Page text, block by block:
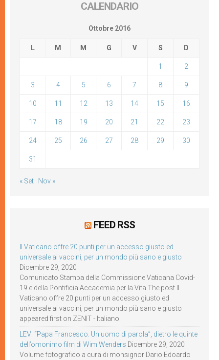
CALENDARIO
Ottobre 2016
L M M G V S D
1 2
3 4 5 6 7 8 9
10 11 12 13 14 15 16
17 18 19 20 21 22 23
24 25 26 27 28 29 30
31
« Set Nov »
FEED RSS
Il Vaticano offre 20 punti per un accesso giusto ed
universale ai vaccini, per un mondo più sano e giusto
Dicembre 29, 2020
Comunicato Stampa della Commissione Vaticana Covid-
19 e della Pontificia Accademia per la Vita The post Il
Vaticano offre 20 punti per un accesso giusto ed
universale ai vaccini, per un mondo più sano e giusto
appeared first on ZENIT - Italiano.
LEV: “Papa Francesco. Un uomo di parola”, dietro le quinte
dell’omonimo film di Wim Wenders Dicembre 29, 2020
Volume fotografico a cura di monsignor Dario Edoardo